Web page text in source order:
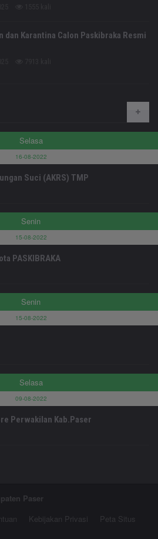
dan Karantina Calon Paskibraka Resmi
Selasa
16-08-2022
Suci (AKRS) TMP
Senin
15-08-2022
PASKIBRAKA
Senin
15-08-2022
Selasa
09-08-2022
Perwakilan Kab.Paser
Paser
Kebijakan Privasi Peta Situs